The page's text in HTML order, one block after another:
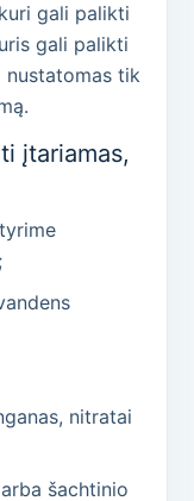
gali palikti
gali palikti
nustatomas tik
įtariamas,
nitratai
šachtinio